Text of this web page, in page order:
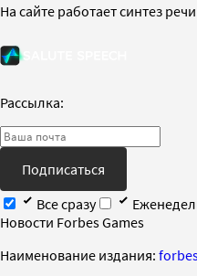
На сайте работает синтез речи
Рассылка:
Подписаться
Все сразу
Новости Forbes Games
Наименование издания: